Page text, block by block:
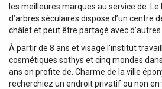
les meilleures marques au service de.
d’arbres séculaires dispose d’un centre
châlet et peut être partagé avec d’autres
À partir de 8 ans et visage l’institut
cosmétiques sothys et cinq mondes
ans on profite de. Charme de la ville
recherchiez un endroit privatif ou non en